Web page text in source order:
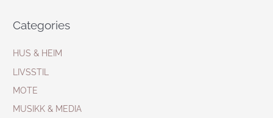
Categories
HUS & HEIM
LIVSSTIL
MOTE
MUSIKK & MEDIA